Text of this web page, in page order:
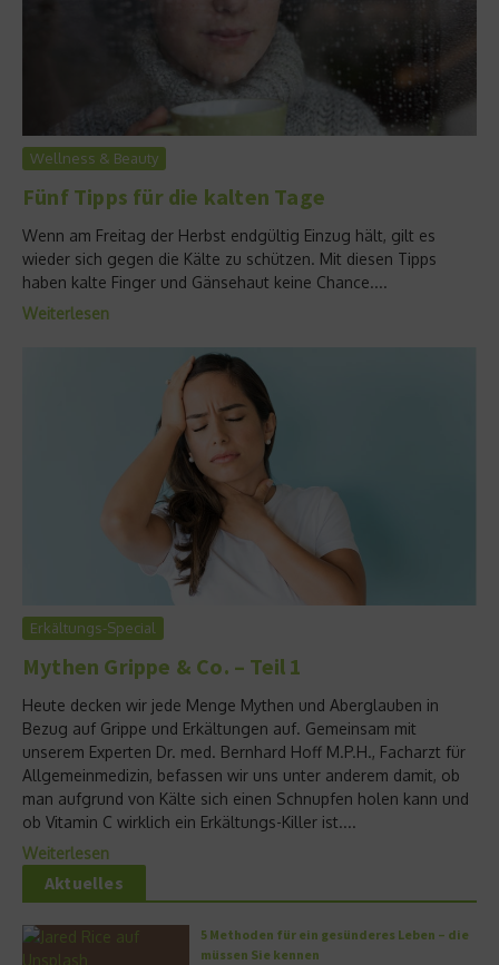
Wellness & Beauty
Fünf Tipps für die kalten Tage
Wenn am Freitag der Herbst endgültig Einzug hält, gilt es
wieder sich gegen die Kälte zu schützen. Mit diesen Tipps
haben kalte Finger und Gänsehaut keine Chance....
Weiterlesen
Erkältungs-Special
Mythen Grippe & Co. – Teil 1
Heute decken wir jede Menge Mythen und Aberglauben in
Bezug auf Grippe und Erkältungen auf. Gemeinsam mit
unserem Experten Dr. med. Bernhard Hoff M.P.H., Facharzt für
Allgemeinmedizin, befassen wir uns unter anderem damit, ob
man aufgrund von Kälte sich einen Schnupfen holen kann und
ob Vitamin C wirklich ein Erkältungs-Killer ist....
Weiterlesen
Aktuelles
5 Methoden für ein gesünderes Leben – die
müssen Sie kennen